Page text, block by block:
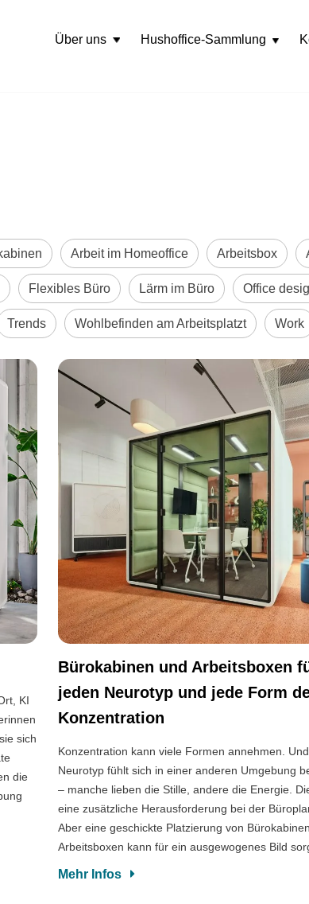
Über uns Hushoffice-SammlungRozwiń
Arbeit im Homeoffice Arbeitsbox
Flexibles Büro Lärm im Büro Office
Trends Wohlbefinden am Arbeitsplatzt Work
KI
sich
die
Bürokabinen und Arbeitsboxen
jeden Neurotyp und jede Form
Konzentration
Konzentration kann viele Formen annehmen.
Neurotyp fühlt sich in einer anderen Umgebung
– manche lieben die Stille, andere die Energie.
eine zusätzliche Herausforderung bei der
Aber eine geschickte Platzierung von
Arbeitsboxen kann für ein ausgewogenes Bild
Mehr Infos